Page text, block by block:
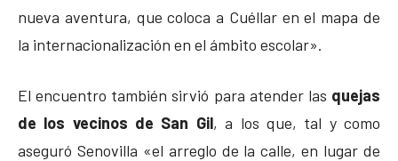
nueva aventura, que coloca a Cuéllar en el mapa de
la internacionalización en el ámbito escolar».
El encuentro también sirvió para atender las quejas
de los vecinos de San Gil, a los que, tal y como
aseguró Senovilla «el arreglo de la calle, en lugar de